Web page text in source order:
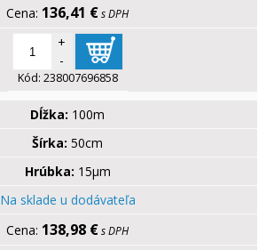
136,41 €s DPH
+
-
Kód: 238007696858
Dĺžka: 100m
Šírka: 50cm
Hrúbka: 15µm
Na sklade u dodávateľa
138,98 €s DPH